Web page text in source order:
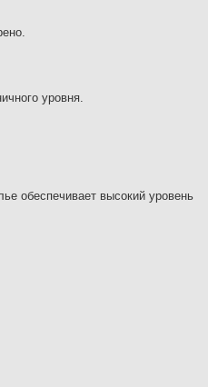
уровня.
обеспечивает высокий уровень